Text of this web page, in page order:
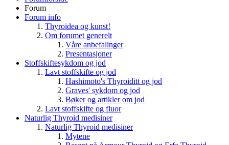
Forum
Forum info
Thyroidea og kunst!
Om forumet generelt
Våre anbefalinger
Presentasjoner
Stoffskiftesykdom og jod
Lavt stoffskifte og jod
Hashimoto's Thyroiditt og jod
Graves' sykdom og jod
Bøker og artikler om jod
Lavt stoffskifte og fluor
Naturlig Thyroid medisiner
Naturlig Thyroid medisiner
Mytene